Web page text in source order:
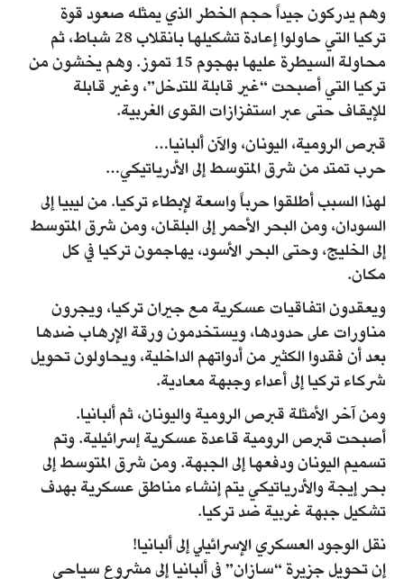
وهم يدركون جيداً حجم الخطر الذي يمثله صعود قوة
تركيا التي حاولوا إعادة تشكيلها بانقلاب 28 شباط، ثم
محاولة السيطرة عليها بهجوم 15 تموز. وهم يخشون من
تركيا التي أصبحت “غير قابلة للتدخل”، وغير قابلة
للإيقاف حتى عبر استفزازات القوى الغربية.
قبرص الرومية، اليونان، والآن ألبانيا…
حرب تمتد من شرق المتوسط إلى الأدرياتيكي…
لهذا السبب أطلقوا حرباً واسعة لإبطاء تركيا. من ليبيا إلى
السودان، ومن البحر الأحمر إلى البلقان، ومن شرق المتوسط
إلى الخليج، وحتى البحر الأسود، يهاجمون تركيا في كل
مكان.
ويعقدون اتفاقيات عسكرية مع جيران تركيا، ويجرون
مناورات على حدودها، ويستخدمون ورقة الإرهاب ضدها
بعد أن فقدوا الكثير من أدواتهم الداخلية، ويحاولون تحويل
شركاء تركيا إلى أعداء وجبهة معادية.
ومن آخر الأمثلة قبرص الرومية واليونان، ثم ألبانيا.
أصبحت قبرص الرومية قاعدة عسكرية إسرائيلية. وتم
تسميم اليونان ودفعها إلى الجبهة. ومن شرق المتوسط إلى
بحر إيجة والأدرياتيكي يتم إنشاء مناطق عسكرية بهدف
تشكيل جبهة غربية ضد تركيا.
نقل الوجود العسكري الإسرائيلي إلى ألبانيا!
إن تحويل جزيرة “سازان” في ألبانيا إلى مشروع سياحي